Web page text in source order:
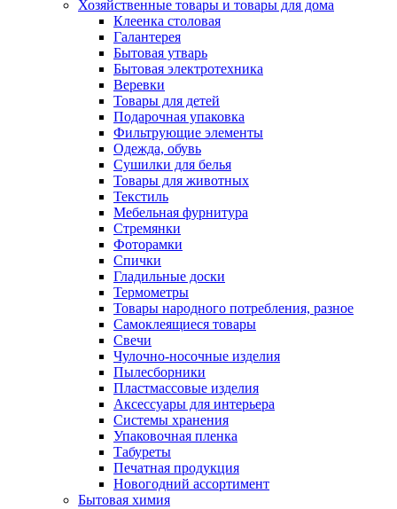
Хозяйственные товары и товары для дома
Клеенка столовая
Галантерея
Бытовая утварь
Бытовая электротехника
Веревки
Товары для детей
Подарочная упаковка
Фильтрующие элементы
Одежда, обувь
Сушилки для белья
Товары для животных
Текстиль
Мебельная фурнитура
Стремянки
Фоторамки
Спички
Гладильные доски
Термометры
Товары народного потребления, разное
Самоклеящиеся товары
Свечи
Чулочно-носочные изделия
Пылесборники
Пластмассовые изделия
Аксессуары для интерьера
Системы хранения
Упаковочная пленка
Табуреты
Печатная продукция
Новогодний ассортимент
Бытовая химия